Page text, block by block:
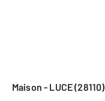
Maison - LUCE (28110)